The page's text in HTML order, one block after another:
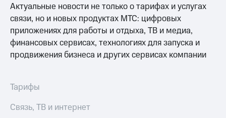
приобретения
Порядок
выкупа
акций
Дивиденды
Рынок
Уведомление
Актуальные новости не только о тарифах и услугах
связи, но и новых продуктах МТС: цифровых
приложениях для работы и отдыха, ТВ и медиа,
финансовых сервисах, технологиях для запуска и
продвижения бизнеса и других сервисах компании
Тарифы
Связь, ТВ и интернет